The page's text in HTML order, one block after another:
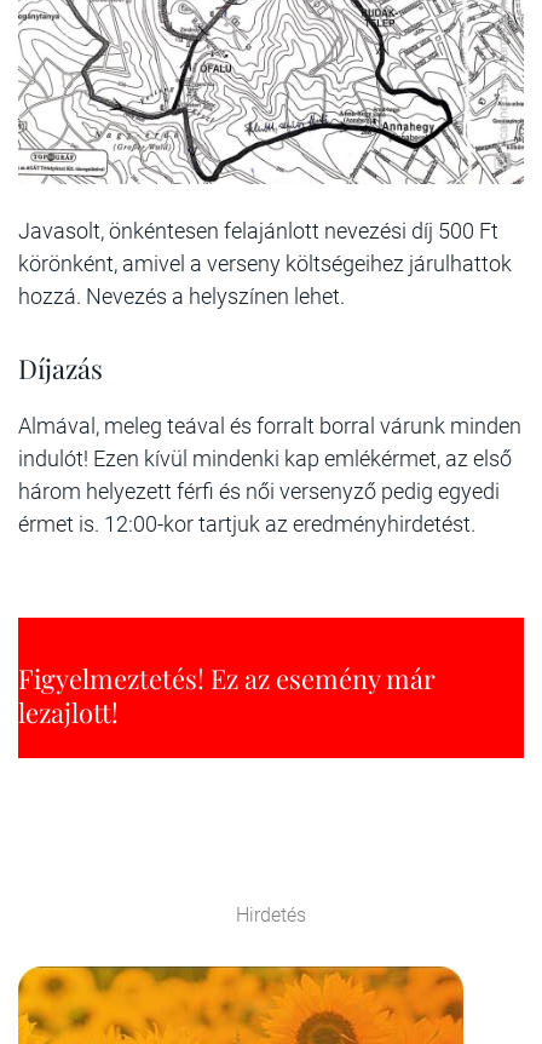
Javasolt, önkéntesen felajánlott nevezési díj 500 Ft
körönként, amivel a verseny költségeihez járulhattok
hozzá. Nevezés a helyszínen lehet.
Díjazás
Almával, meleg teával és forralt borral várunk minden
indulót! Ezen kívül mindenki kap emlékérmet, az első
három helyezett férfi és női versenyző pedig egyedi
érmet is. 12:00-kor tartjuk az eredményhirdetést.
Figyelmeztetés! Ez az esemény már
lezajlott!
Hirdetés